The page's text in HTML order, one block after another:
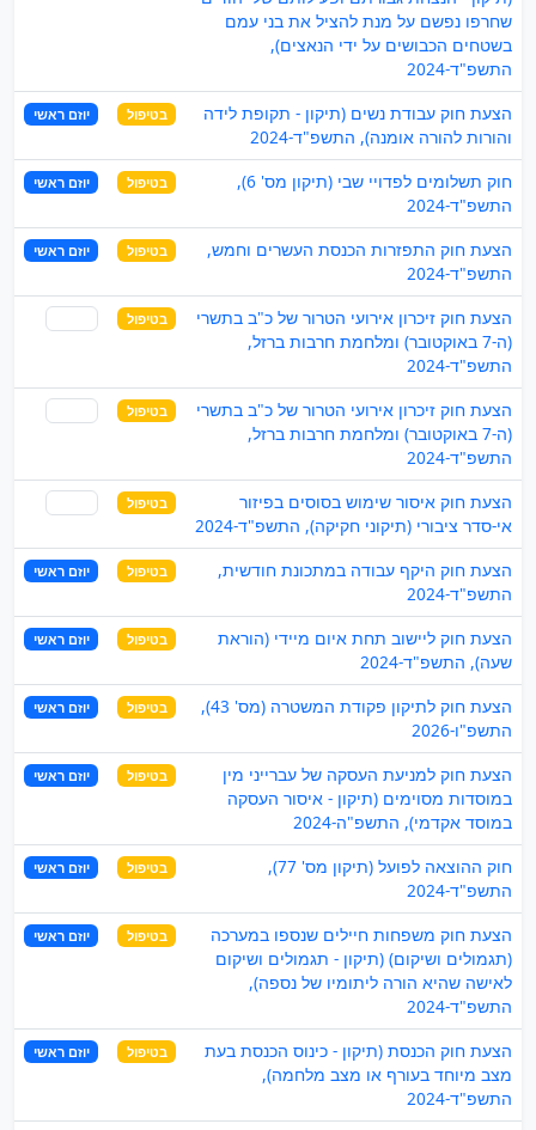
שחרפו נפשם על מנת להציל את בני עמם
בשטחים הכבושים על ידי הנאצים),
התשפ"ד-2024
הצעת חוק עבודת נשים (תיקון - תקופת לידה
והורות להורה אומנה), התשפ"ד-2024
בטיפול יוזם ראשי
חוק תשלומים לפדויי שבי (תיקון מס' 6),
התשפ"ד-2024
בטיפול יוזם ראשי
הצעת חוק התפזרות הכנסת העשרים וחמש,
התשפ"ד-2024
בטיפול יוזם ראשי
הצעת חוק זיכרון אירועי הטרור של כ"ב בתשרי
(ה-7 באוקטובר) ומלחמת חרבות ברזל,
התשפ"ד-2024
בטיפול
הצעת חוק זיכרון אירועי הטרור של כ"ב בתשרי
(ה-7 באוקטובר) ומלחמת חרבות ברזל,
התשפ"ד-2024
בטיפול
הצעת חוק איסור שימוש בסוסים בפיזור
אי-סדר ציבורי (תיקוני חקיקה), התשפ"ד-2024
בטיפול
הצעת חוק היקף עבודה במתכונת חודשית,
התשפ"ד-2024
בטיפול יוזם ראשי
הצעת חוק ליישוב תחת איום מיידי (הוראת
שעה), התשפ"ד-2024
בטיפול יוזם ראשי
הצעת חוק לתיקון פקודת המשטרה (מס' 43),
התשפ"ו-2026
בטיפול יוזם ראשי
הצעת חוק למניעת העסקה של עברייני מין
במוסדות מסוימים (תיקון - איסור העסקה
במוסד אקדמי), התשפ"ה-2024
בטיפול יוזם ראשי
חוק ההוצאה לפועל (תיקון מס' 77),
התשפ"ד-2024
בטיפול יוזם ראשי
הצעת חוק משפחות חיילים שנספו במערכה
(תגמולים ושיקום) (תיקון - תגמולים ושיקום
לאישה שהיא הורה ליתומיו של נספה),
התשפ"ד-2024
בטיפול יוזם ראשי
הצעת חוק הכנסת (תיקון - כינוס הכנסת בעת
מצב מיוחד בעורף או מצב מלחמה),
התשפ"ד-2024
בטיפול יוזם ראשי